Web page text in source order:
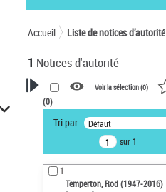
Accueil Liste de notices d’autorité
1 Notices d'autorité
VOTRE RECHERCHE
Recherche avancée dans les
notices d’autorité
Œuvres liées à l'auteur :
Temperton, Rod (1947-2016)
Voir la sélection (0)
(0)
Tri par : Défaut
sur 1
1
Temperton, Rod (1947-2016)